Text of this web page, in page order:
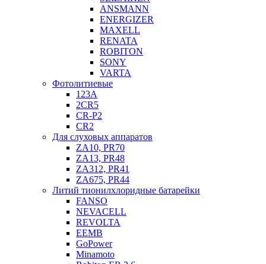
ANSMANN
ENERGIZER
MAXELL
RENATA
ROBITON
SONY
VARTA
Фотолитиевые
123A
2CR5
CR-P2
CR2
Для слуховых аппаратов
ZA10, PR70
ZA13, PR48
ZA312, PR41
ZA675, PR44
Литий тионилхлоридные батарейки
FANSO
NEVACELL
REVOLTA
EEMB
GoPower
Minamoto